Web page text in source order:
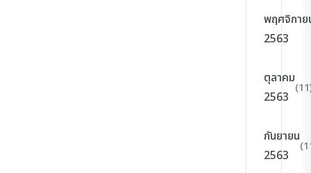
พฤศจิกาย
2563
ตุลาคม
2563
กันยายน
2563